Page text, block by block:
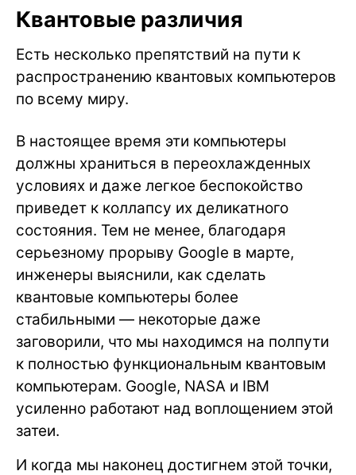
Квантовые различия
Есть несколько препятствий на пути к
распространению квантовых компьютеров
по всему миру.
В настоящее время эти компьютеры
должны храниться в переохлажденных
условиях и даже легкое беспокойство
приведет к коллапсу их деликатного
состояния. Тем не менее, благодаря
серьезному прорыву Google в марте,
инженеры выяснили, как сделать
квантовые компьютеры более
стабильными — некоторые даже
заговорили, что мы находимся на полпути
к полностью функциональным квантовым
компьютерам. Google, NASA и IBM
усиленно работают над воплощением этой
затеи.
И когда мы наконец достигнем этой точки,